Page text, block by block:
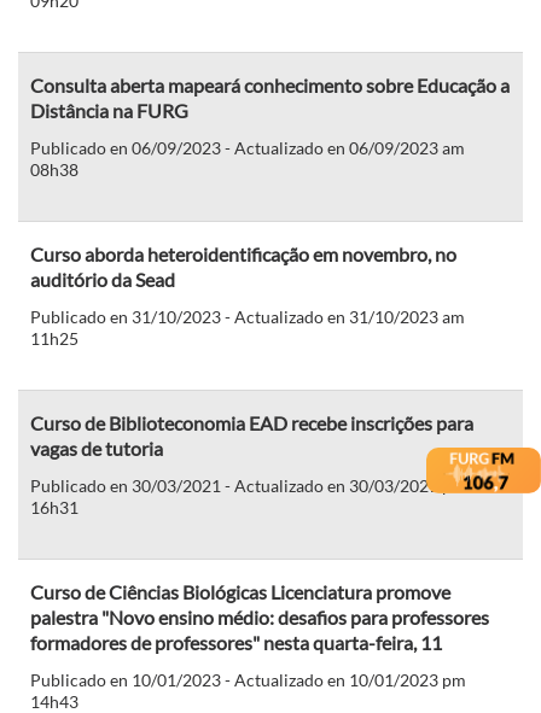
Consulta aberta mapeará conhecimento sobre Educação a
Distância na FURG
Publicado en 06/09/2023 - Actualizado en 06/09/2023 am
08h38
Curso aborda heteroidentificação em novembro, no
auditório da Sead
Publicado en 31/10/2023 - Actualizado en 31/10/2023 am
11h25
Curso de Biblioteconomia EAD recebe inscrições para
vagas de tutoria
Publicado en 30/03/2021 - Actualizado en 30/03/2021 pm
16h31
Curso de Ciências Biológicas Licenciatura promove
palestra "Novo ensino médio: desafios para professores
formadores de professores" nesta quarta-feira, 11
Publicado en 10/01/2023 - Actualizado en 10/01/2023 pm
14h43